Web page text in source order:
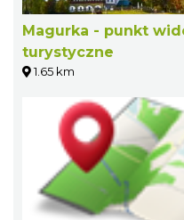
Magurka - punkt
turystyczne
1.65 km